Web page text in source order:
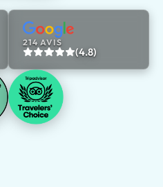
214 AVIS
(4.8)